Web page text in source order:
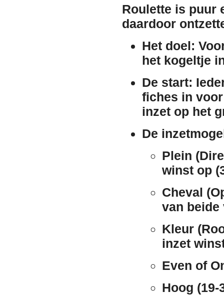
Roulette is puur
daardoor
Het doel:
het kogeltje
De start:
fiches in
inzet op het
De
Plein
winst op
Cheval
van beide
Kleur
inzet
Even of
Hoog (19-